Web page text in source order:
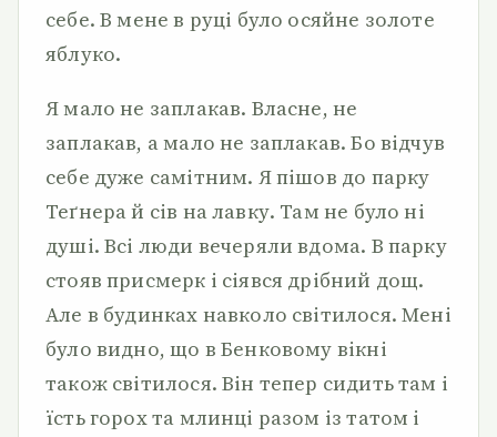
себе. В мене в руці було осяйне золоте
яблуко.
Я мало не заплакав. Власне, не
заплакав, а мало не заплакав. Бо відчув
себе дуже самітним. Я пішов до парку
Теґнера й сів на лавку. Там не було ні
душі. Всі люди вечеряли вдома. В парку
стояв присмерк і сіявся дрібний дощ.
Але в будинках навколо світилося. Мені
було видно, що в Бенковому вікні
також світилося. Він тепер сидить там і
їсть горох та млинці разом із татом і